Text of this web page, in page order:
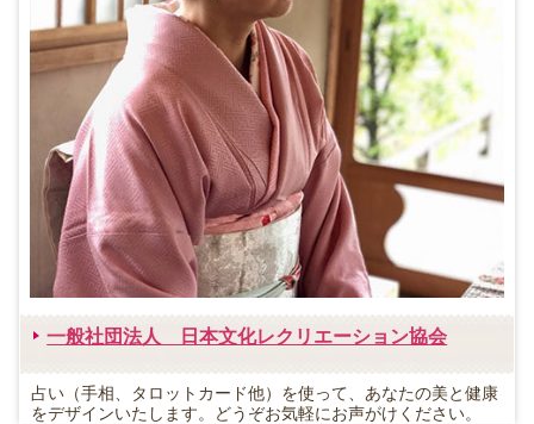
一般社団法人 日本文化レクリエーション協会
占い（手相、タロットカード他）を使って、あなたの美と健康
をデザインいたします。どうぞお気軽にお声がけください。